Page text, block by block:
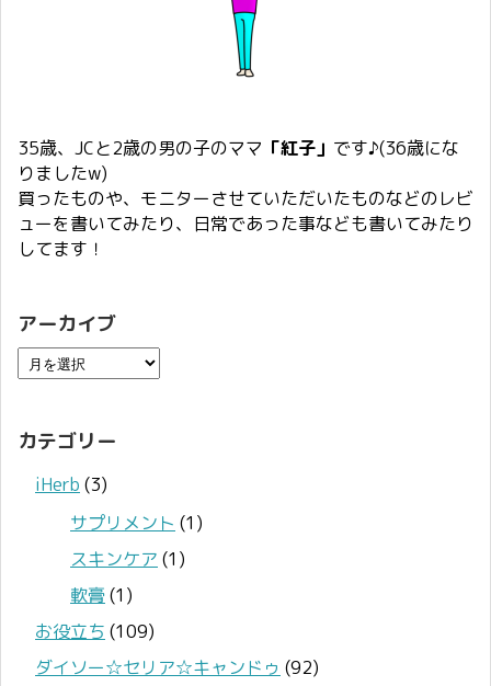
35歳、JCと2歳の男の子のママ 「紅子」 です♪(36歳にな
りましたw)
買ったものや、モニターさせていただいたものなどのレビ
ューを書いてみたり、日常であった事なども書いてみたり
してます！
アーカイブ
カテゴリー
iHerb (3)
サプリメント (1)
スキンケア (1)
軟膏(1)
お役立ち (109)
ダイソー☆セリア☆キャンドゥ (92)